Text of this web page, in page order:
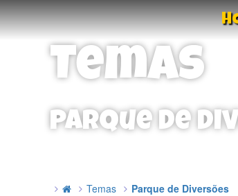
Temas
Parque de
Temas Parque de Diversões